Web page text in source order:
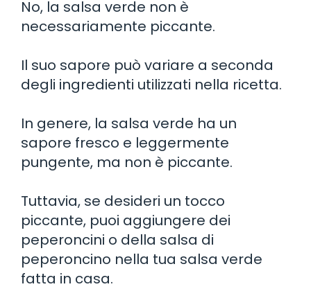
No, la salsa verde non è
necessariamente piccante.
Il suo sapore può variare a seconda
degli ingredienti utilizzati nella ricetta.
In genere, la salsa verde ha un
sapore fresco e leggermente
pungente, ma non è piccante.
Tuttavia, se desideri un tocco
piccante, puoi aggiungere dei
peperoncini o della salsa di
peperoncino nella tua salsa verde
fatta in casa.